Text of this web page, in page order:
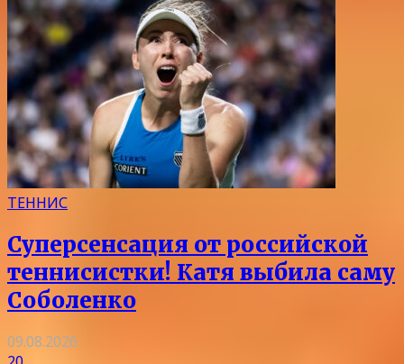
ТЕННИС
Суперсенсация от российской
теннисистки! Катя выбила саму
Соболенко
09.08.2026